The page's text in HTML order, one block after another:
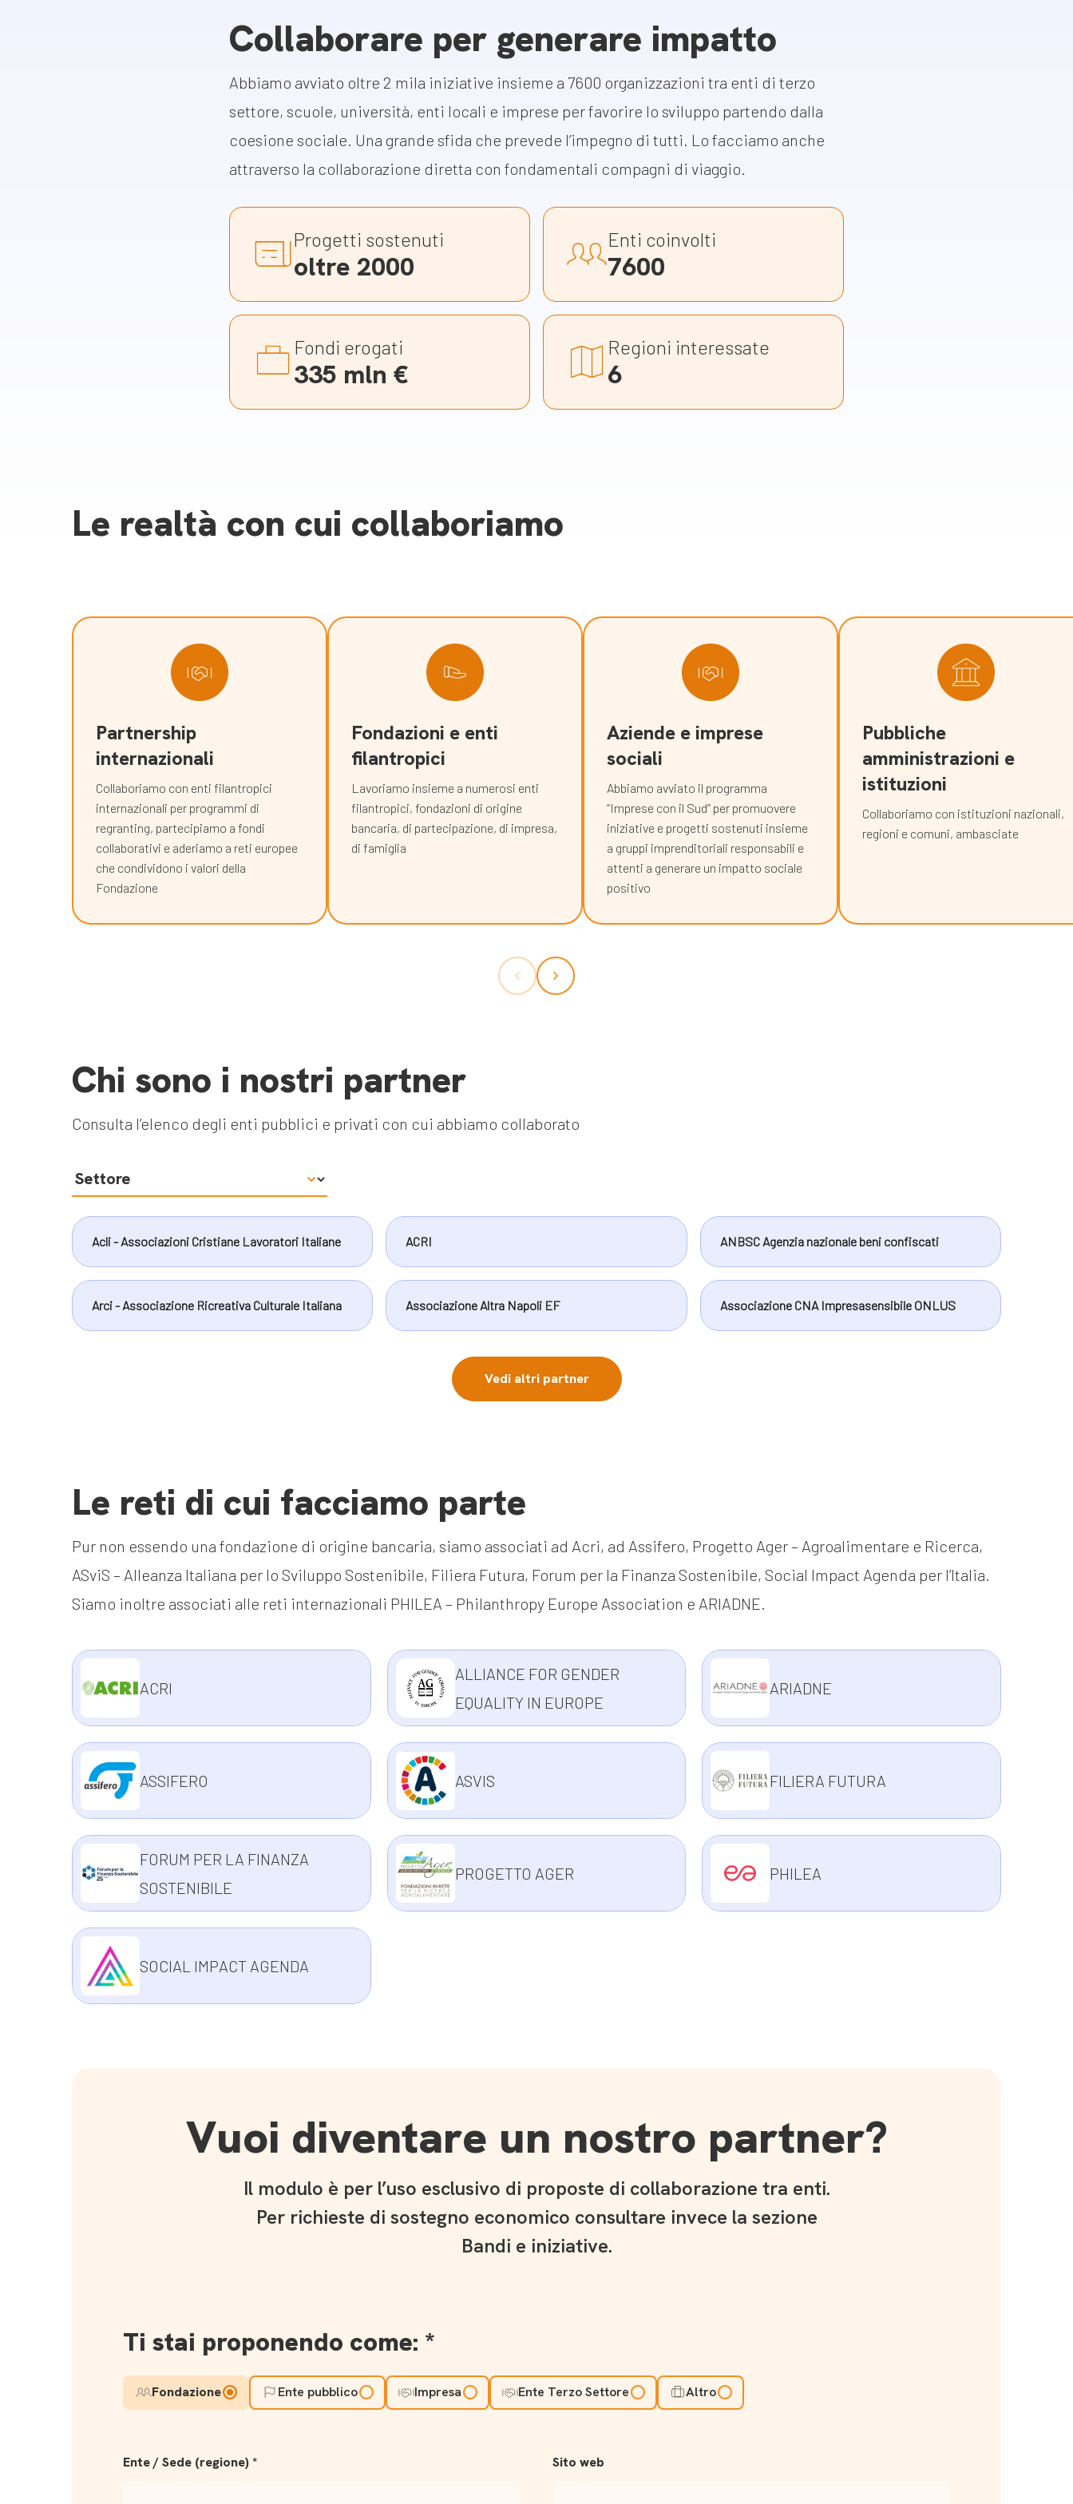
Collaborare per generare impatto
Abbiamo avviato oltre 2 mila iniziative insieme a 7600 organizzazioni tra enti di terzo
settore, scuole, università, enti locali e imprese per favorire lo sviluppo partendo dalla
coesione sociale. Una grande sfida che prevede l’impegno di tutti. Lo facciamo anche
attraverso la collaborazione diretta con fondamentali compagni di viaggio.
Progetti sostenuti
oltre 2000
Enti coinvolti
7600
Fondi erogati
335 mln €
Regioni interessate
6
Le realtà con cui collaboriamo
Partnership
internazionali
Collaboriamo con enti filantropici
internazionali per programmi di
regranting, partecipiamo a fondi
collaborativi e aderiamo a reti europee
che condividono i valori della
Fondazione
Fondazioni e enti
filantropici
Lavoriamo insieme a numerosi enti
filantropici, fondazioni di origine
bancaria, di partecipazione, di impresa,
di famiglia
Aziende e imprese
sociali
Abbiamo avviato il programma
“Imprese con il Sud” per promuovere
iniziative e progetti sostenuti insieme
a gruppi imprenditoriali responsabili e
attenti a generare un impatto sociale
positivo
Pubbliche
amministrazioni e
istituzioni
Collaboriamo con istituzioni nazionali,
regioni e comuni, ambasciate
Chi sono i nostri partner
Consulta l’elenco degli enti pubblici e privati con cui abbiamo collaborato
Acli - Associazioni Cristiane Lavoratori Italiane ACRI ANBSC Agenzia nazionale beni confiscati
Arci - Associazione Ricreativa Culturale Italiana Associazione Altra Napoli EF Associazione CNA Impresasensibile ONLUS
Vedi altri partner
Le reti di cui facciamo parte
Pur non essendo una fondazione di origine bancaria, siamo associati ad Acri, ad Assifero, Progetto Ager – Agroalimentare e Ricerca,
ASviS – Alleanza Italiana per lo Sviluppo Sostenibile, Filiera Futura, Forum per la Finanza Sostenibile, Social Impact Agenda per l’Italia.
Siamo inoltre associati alle reti internazionali PHILEA – Philanthropy Europe Association e ARIADNE.
ACRI
ALLIANCE FOR GENDER
EQUALITY IN EUROPE
ARIADNE
ASSIFERO ASVIS FILIERA FUTURA
FORUM PER LA FINANZA
SOSTENIBILE
PROGETTO AGER PHILEA
SOCIAL IMPACT AGENDA
Vuoi diventare un nostro partner?
Il modulo è per l’uso esclusivo di proposte di collaborazione tra enti.
Per richieste di sostegno economico consultare invece la sezione
Bandi e iniziative.
Ti stai proponendo come:
Fondazione Ente pubblico Impresa Ente Terzo Settore Altro
Ente / Sede (regione) Sito web
Videomagazine e blog